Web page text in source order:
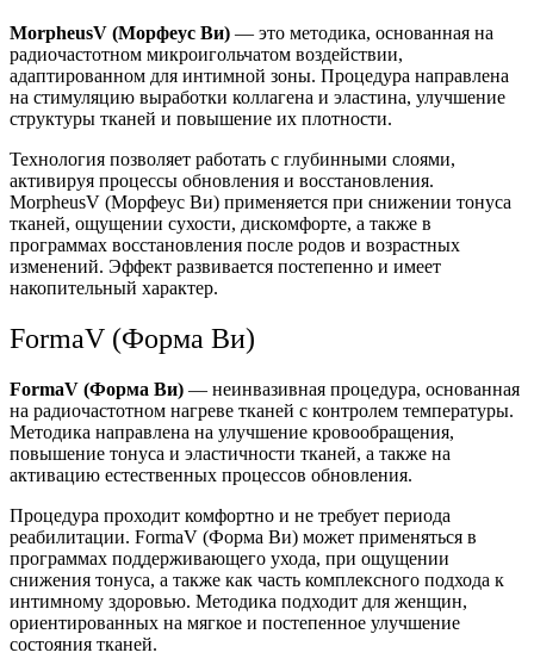
MorpheusV (Морфеус Ви) — это методика, основанная на
радиочастотном микроигольчатом воздействии,
адаптированном для интимной зоны. Процедура направлена
на стимуляцию выработки коллагена и эластина, улучшение
структуры тканей и повышение их плотности.
Технология позволяет работать с глубинными слоями,
активируя процессы обновления и восстановления.
MorpheusV (Морфеус Ви) применяется при снижении тонуса
тканей, ощущении сухости, дискомфорте, а также в
программах восстановления после родов и возрастных
изменений. Эффект развивается постепенно и имеет
накопительный характер.
FormaV (Форма Ви)
FormaV (Форма Ви) — неинвазивная процедура, основанная
на радиочастотном нагреве тканей с контролем температуры.
Методика направлена на улучшение кровообращения,
повышение тонуса и эластичности тканей, а также на
активацию естественных процессов обновления.
Процедура проходит комфортно и не требует периода
реабилитации. FormaV (Форма Ви) может применяться в
программах поддерживающего ухода, при ощущении
снижения тонуса, а также как часть комплексного подхода к
интимному здоровью. Методика подходит для женщин,
ориентированных на мягкое и постепенное улучшение
состояния тканей.